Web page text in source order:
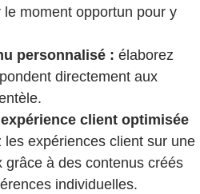
moment opportun pour y
personnalisé : élaborez
directement aux
client optimisée
les expériences client sur une
grâce à des contenus créés
individuelles.